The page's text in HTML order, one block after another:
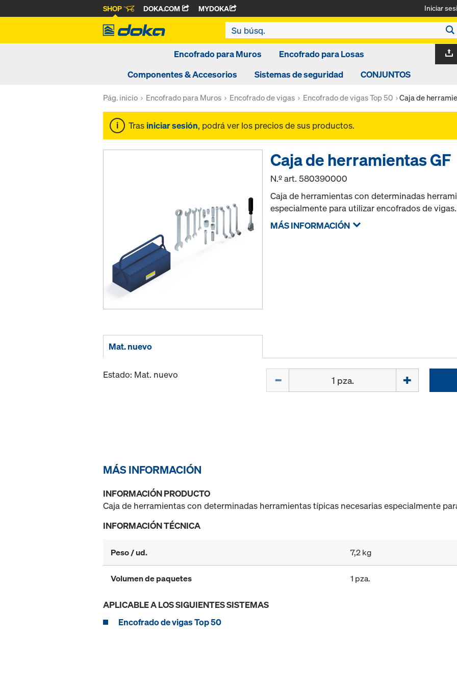
SHOP DOKA.COM MYDOKA Iniciar
Encofrado para Muros
Encofrado para Losas
Componentes & Accesorios
Sistemas de seguridad CONJUNTOS
Pág. inicio Encofrado para Muros Encofrado de vigas Encofrado de vigas Top 50 Caja de
Tras iniciar sesión, podrá ver los precios de sus productos.
Caja de herramientas GF
N.º art.580390000
Caja de herramientas con determinadas
especialmente para utilizar encofrados de vigas.
MÁS INFORMACIÓN
Mat. nuevo
Estado: Mat. nuevo
MÁS INFORMACIÓN
INFORMACIÓN PRODUCTO
Caja de herramientas con determinadas herramientas típicas necesarias especialmente
INFORMACIÓN TÉCNICA
Peso / ud. 7,2 kg
Volumen de paquetes 1 pza.
APLICABLE A LOS SIGUIENTES SISTEMAS
Encofrado de vigas Top 50